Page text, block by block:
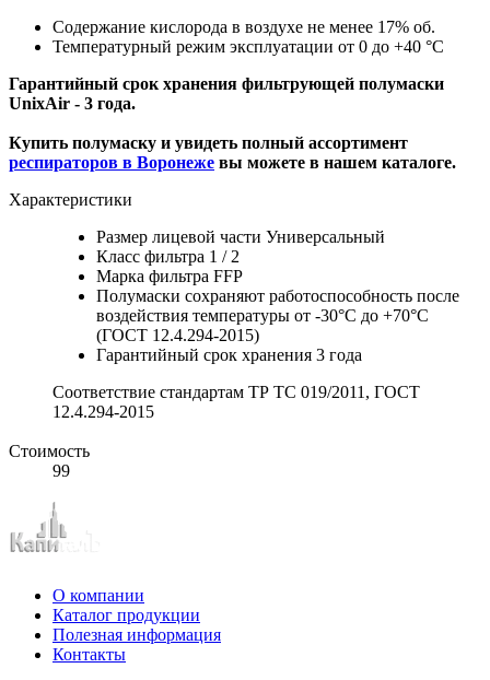
Содержание кислорода в воздухе не менее 17% об.
Температурный режим эксплуатации от 0 до +40 °С
Гарантийный срок хранения фильтрующей полумаски
UnixAir - 3 года.
Купить полумаску и увидеть полный ассортимент
респираторов в Воронеже вы можете в нашем каталоге.
Характеристики
Размер лицевой части Универсальный
Класс фильтра 1 / 2
Марка фильтра FFP
Полумаски сохраняют работоспособность после
воздействия температуры от -30°C до +70°C
(ГОСТ 12.4.294-2015)
Гарантийный срок хранения 3 года
Соответствие стандартам ТР ТС 019/2011, ГОСТ
12.4.294-2015
Стоимость
99
О компании
Каталог продукции
Полезная информация
Контакты